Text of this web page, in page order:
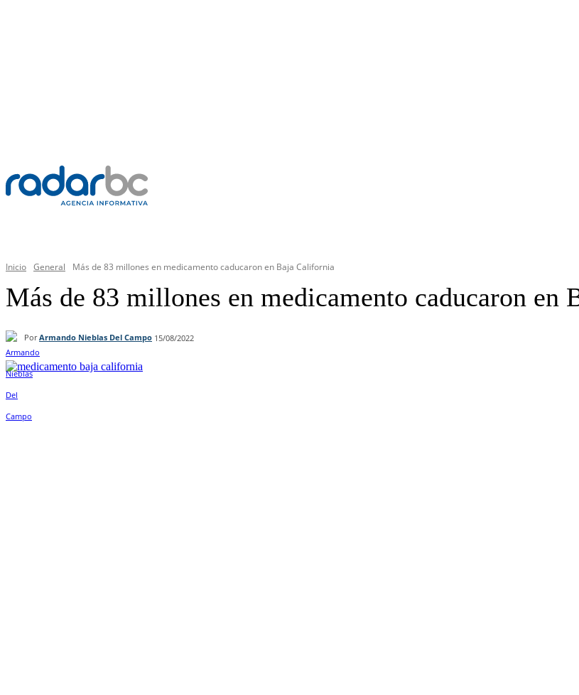
Inicio General Más de 83 millones en medicamento caducaron en Baja California
Más de 83 millones en medicamento caducaron en
Por Armando Nieblas Del Campo 15/08/2022